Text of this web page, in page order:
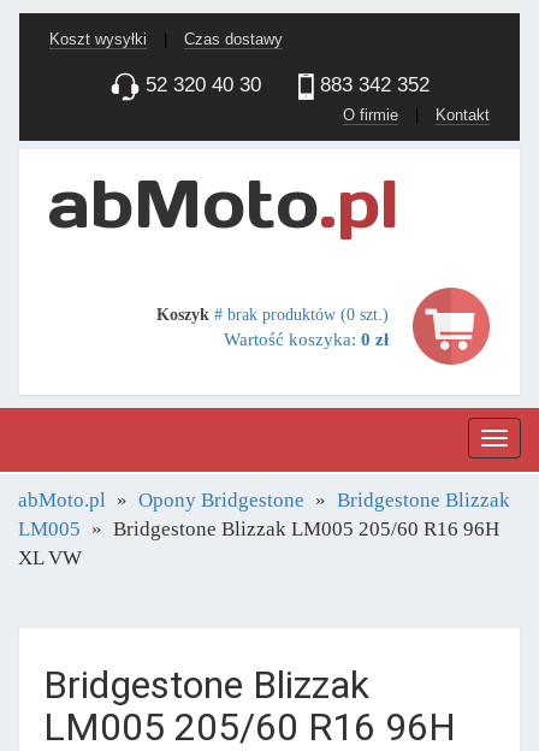
Koszt wysyłki Czas dostawy
52 320 40 30 883 342 352
O firmie | Kontakt
Koszyk # brak produktów (0 szt.)
Wartość koszyka: 0 zł
abMoto.pl Opony Bridgestone
Bridgestone Blizzak
LM005
Bridgestone Blizzak LM005 205/60 R16 96H
XL VW
Bridgestone Blizzak
LM005 205/60 R16 96H